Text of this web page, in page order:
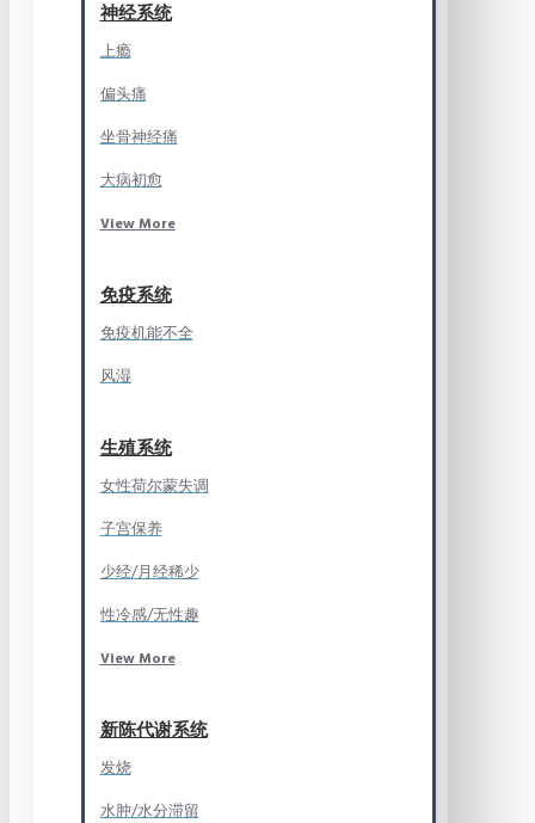
神经系统
上瘾
偏头痛
坐骨神经痛
大病初愈
View More
免疫系统
免疫机能不全
风湿
生殖系统
女性荷尔蒙失调
子宫保养
少经/月经稀少
性冷感/无性趣
View More
新陈代谢系统
发烧
水肿/水分滞留